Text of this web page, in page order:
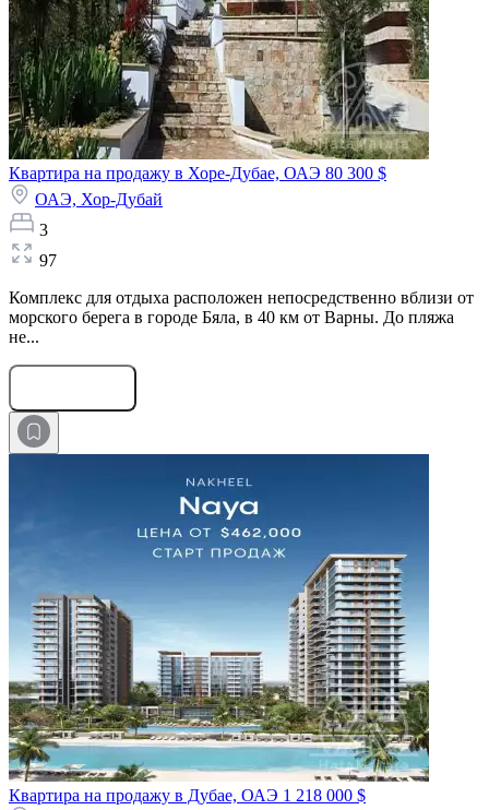
Квартира на продажу в Хоре-Дубае, ОАЭ 80 300 $
ОАЭ, Хор-Дубай
3
97
Комплекс для отдыха расположен непосредственно вблизи от
морского берега в городе Бяла, в 40 км от Варны. До пляжа
не...
Квартира на продажу в Дубае, ОАЭ 1 218 000 $